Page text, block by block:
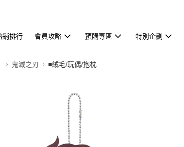
銷排行 會員攻略 預購專區 特別企劃
鬼滅之刃 ■絨毛/玩偶/抱枕